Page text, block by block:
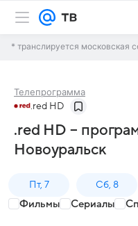
* транслируется московская
Телепрограмма
.red HD
.red HD –
Новоуральск
Пт, 7 Сб, 8
Фильмы Сериалы